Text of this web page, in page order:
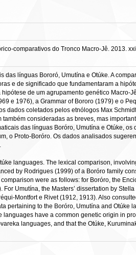
comparativos do Tronco Macro-Jê. 2013.
línguas Bororó, Umutína e Otúke. A
e de significado que fundamentaram a
de um agrupamento genético Macro-
e 1976), a Grammar of Bororo (1979) e o
dados coletados pelos etnólogos Max
consideradas as breves, mas
das línguas Boróro, Umutína e Otúke, os
o Proto-Boróro. Os dados analisados
languages. The lexical comparison,
by Rodrigues (1999) of a Boróro family
were as follows: for Boróro, the
Umutína, the Masters’ dissertation by
Montfort e Rivet (1912, 1913). Also
pertaining to the Boróro, Umutína and Otúke
have a common genetic origin in
languages, and that the Otúke,